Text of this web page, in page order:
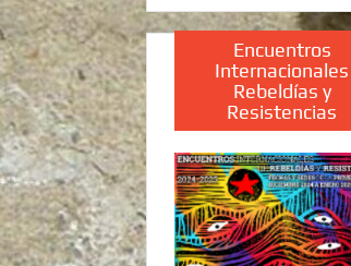
Encuentros
Internacionales
Rebeldías y
Resistencias